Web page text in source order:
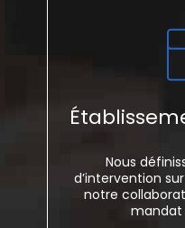
Nous
d’intervention
notre
mandat